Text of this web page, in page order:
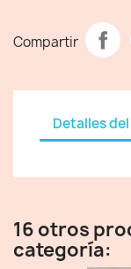
Compartir
Detalles
16 otros
categoría: